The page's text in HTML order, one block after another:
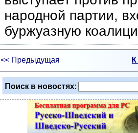
народной партии,
буржуазную
<< Предыдущая
Поиск в новостях: